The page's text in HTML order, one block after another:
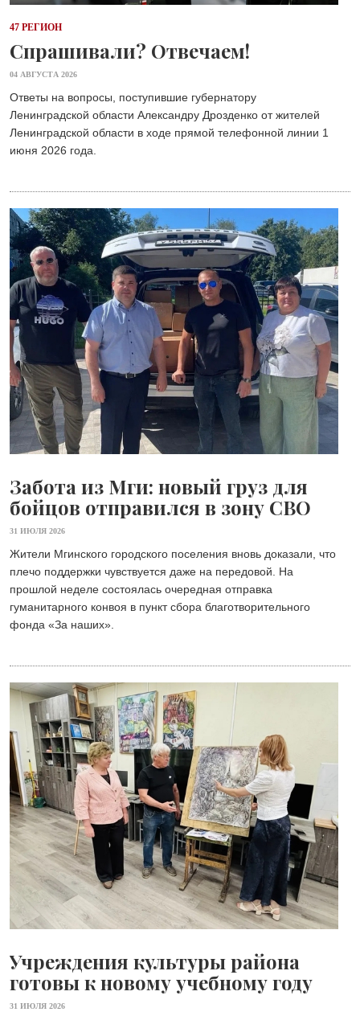
47 РЕГИОН
Спрашивали? Отвечаем!
04 АВГУСТА 2026
Ответы на вопросы, поступившие губернатору
Ленинградской области Александру Дрозденко от жителей
Ленинградской области в ходе прямой телефонной линии 1
июня 2026 года.
Забота из Мги: новый груз для
бойцов отправился в зону СВО
31 ИЮЛЯ 2026
Жители Мгинского городского поселения вновь доказали, что
плечо поддержки чувствуется даже на передовой. На
прошлой неделе состоялась очередная отправка
гуманитарного конвоя в пункт сбора благотворительного
фонда «Зa наших».
Учреждения культуры района
готовы к новому учебному году
31 ИЮЛЯ 2026